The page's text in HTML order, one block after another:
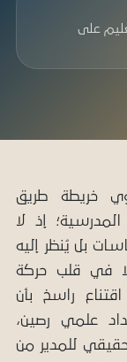
على
خريطة طريق
إذ لا
بل يُنظر إليه
في قلب حركة
راسخ بأن
علمي رصين،
للمدير من